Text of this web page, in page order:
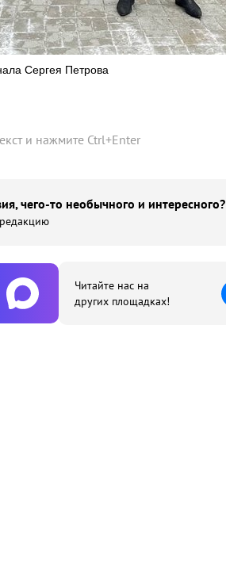
Сергея Петрова
и нажмите Ctrl+Enter
чего-то необычного и интересного?
Читайте нас на
других площадках!